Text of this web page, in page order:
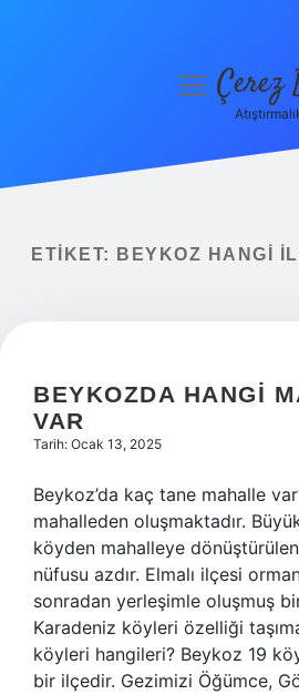
Yasal Uyarı
menüyüÇerez
ETIKET: BEYKOZ HANGI
BEYKOZDA HANGI
VAR
Tarih: Ocak 13, 2025
Beykoz’da kaç tane mahalle
mahalleden oluşmaktadır.
köyden mahalleye
nüfusu azdır. Elmalı ilçesi
sonradan yerleşimle oluşmuş
Karadeniz köyleri özelliği
köyleri hangileri? Beykoz 19
bir ilçedir. Gezimizi Öğümce,